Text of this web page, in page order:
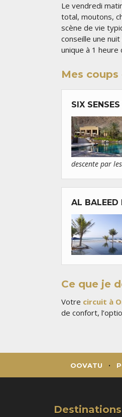
Le vendredi
total, moutons,
scène de vie
conseille une
unique à 1 heure
Mes
SIX
descente par
AL BALEED
Ce que je
Votre circuit à
de confort,
OOVATU
Destinations